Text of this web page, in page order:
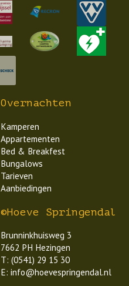
©Hoeve Springendal
Brunninkhuisweg 3
7662 PH Hezingen
T: (0541) 29 15 30
E: info@hoevespringendal.nl
Overnachten
Kamperen
Appartementen
Bed & Breakfest
Bungalows
Tarieven
Aanbiedingen